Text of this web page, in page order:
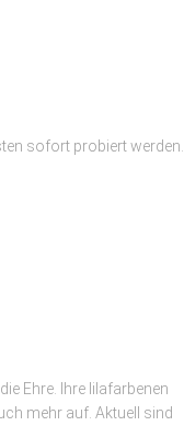
sofort probiert werden.
Ehre. Ihre lilafarbenen
mehr auf. Aktuell sind